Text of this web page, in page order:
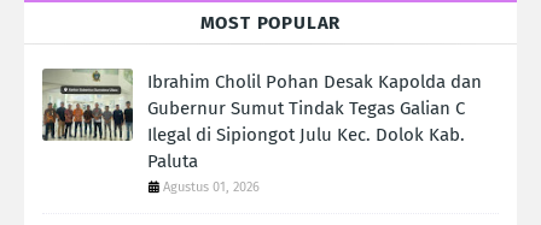
MOST POPULAR
Ibrahim Cholil Pohan Desak Kapolda dan
Gubernur Sumut Tindak Tegas Galian C
Ilegal di Sipiongot Julu Kec. Dolok Kab.
Paluta
Agustus 01, 2026